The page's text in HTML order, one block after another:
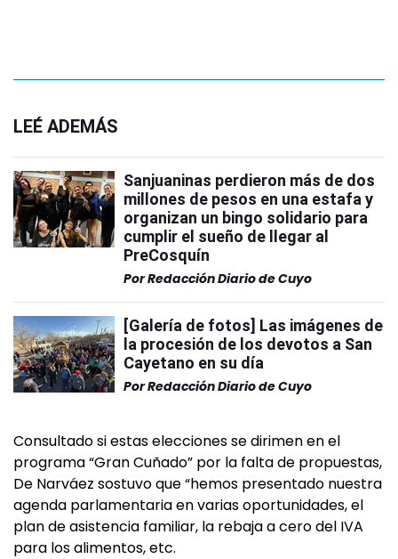
LEÉ ADEMÁS
Sanjuaninas perdieron más de dos
millones de pesos en una estafa y
organizan un bingo solidario para
cumplir el sueño de llegar al
PreCosquín
PorRedacción Diario de Cuyo
[Galería de fotos] Las imágenes de
la procesión de los devotos a San
Cayetano en su día
PorRedacción Diario de Cuyo
Consultado si estas elecciones se dirimen en el
programa “Gran Cuñado” por la falta de propuestas,
De Narváez sostuvo que “hemos presentado nuestra
agenda parlamentaria en varias oportunidades, el
plan de asistencia familiar, la rebaja a cero del IVA
para los alimentos, etc.